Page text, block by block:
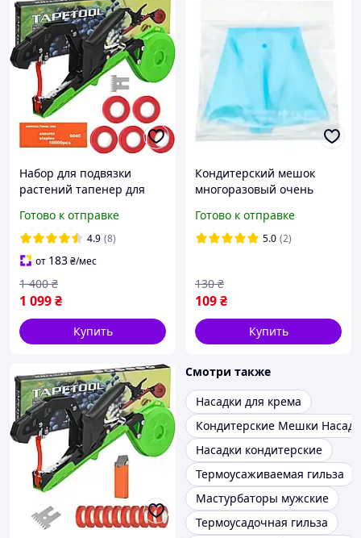
Набор для подвязки
растений тапенер для
прибор для
подвязывания растений
Готово к отправке
4.9 (8)
от 183₴/мес
1 099₴
1 400 ₴
Купить
Кондитерский мешок
многоразовый очень
XXL 50 см
Готово к отправке
5.0 (2)
109₴
130 ₴
Купить
Смотри также
Насадки для крема
Кондитерские Мешки
Насадки кондитерские
Термоусаживаемая гильза
Мастурбаторы мужские
Термоусадочная гильза